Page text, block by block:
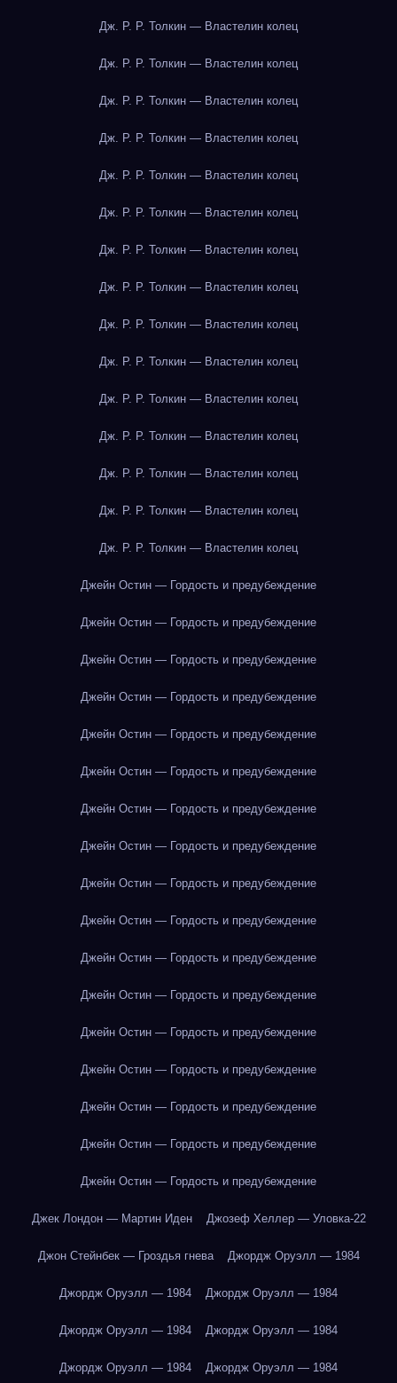
Дж. Р. Р. Толкин — Властелин колец
Дж. Р. Р. Толкин — Властелин колец
Дж. Р. Р. Толкин — Властелин колец
Дж. Р. Р. Толкин — Властелин колец
Дж. Р. Р. Толкин — Властелин колец
Дж. Р. Р. Толкин — Властелин колец
Дж. Р. Р. Толкин — Властелин колец
Дж. Р. Р. Толкин — Властелин колец
Дж. Р. Р. Толкин — Властелин колец
Дж. Р. Р. Толкин — Властелин колец
Дж. Р. Р. Толкин — Властелин колец
Дж. Р. Р. Толкин — Властелин колец
Дж. Р. Р. Толкин — Властелин колец
Дж. Р. Р. Толкин — Властелин колец
Дж. Р. Р. Толкин — Властелин колец
Джейн Остин — Гордость и предубеждение
Джейн Остин — Гордость и предубеждение
Джейн Остин — Гордость и предубеждение
Джейн Остин — Гордость и предубеждение
Джейн Остин — Гордость и предубеждение
Джейн Остин — Гордость и предубеждение
Джейн Остин — Гордость и предубеждение
Джейн Остин — Гордость и предубеждение
Джейн Остин — Гордость и предубеждение
Джейн Остин — Гордость и предубеждение
Джейн Остин — Гордость и предубеждение
Джейн Остин — Гордость и предубеждение
Джейн Остин — Гордость и предубеждение
Джейн Остин — Гордость и предубеждение
Джейн Остин — Гордость и предубеждение
Джейн Остин — Гордость и предубеждение
Джейн Остин — Гордость и предубеждение
Джек Лондон — Мартин Иден Джозеф Хеллер — Уловка-22
Джон Стейнбек — Гроздья гнева Джордж Оруэлл — 1984
Джордж Оруэлл — 1984 Джордж Оруэлл — 1984
Джордж Оруэлл — 1984 Джордж Оруэлл — 1984
Джордж Оруэлл — 1984 Джордж Оруэлл — 1984